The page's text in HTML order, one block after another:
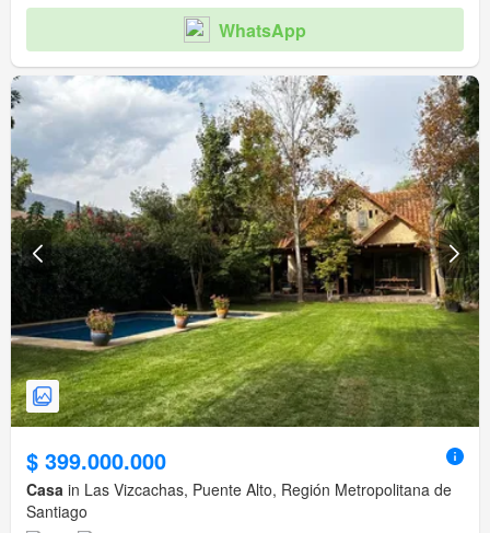
WhatsApp
$ 399.000.000
Casa in Las Vizcachas, Puente Alto, Región Metropolitana de
Santiago